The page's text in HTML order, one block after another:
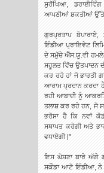
ਸੁਰੱਖਿਆ,
ਆਪਣੀਆਂ ਸ਼ਕਤੀਆਂ ਉੱਤੇ
ਗੁਰਪ੍ਰਤਾਪ
ਇੰਡੀਆ ਪ੍ਰਾਇਵੇਟ
ਦੇ ਸਮੁੱਚੇ ਐੱਸ.ਯੂ.ਵੀ ਹਮਲੇ
ਸਹੂਲਤ ਵਿੱਚ ਉਤਪਾਦਨ
ਕਰ ਰਹੇ ਹਾਂ ਜੋ ਭਾਰਤੀ
ਆਰਾਮ ਪ੍ਰਦਾਨ ਕਰਦਾ
ਰਹੀ ਆਬਾਦੀ ਨੂੰ
ਤਲਾਸ਼ ਕਰ ਰਹੇ ਹਨ, ਜੋ
ਭਰੋਸਾ ਹੈ ਕਿ ਨਵਾਂ
ਸਥਾਪਤ ਕਰੇਗੀ ਅਤੇ
ਵਧਾਏਗੀ |"
ਇਸ ਘੋਸ਼ਣਾ ਬਾਰੇ ਅੱਗੇ
ਸਕੌਡਾ ਆਟੋ ਇੰਡੀਆ, ਨੇ